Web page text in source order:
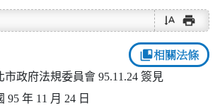
text_rotate_vertical print
collections_bookmark相關法條
市政府法規委員會 95.11.24 簽見
95 年 11 月 24 日